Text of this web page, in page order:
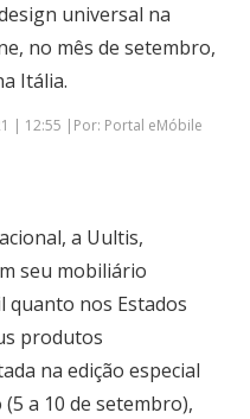
universal na
no mês de setembro,
Itália.
| 12:55 |Por: Portal eMóbile
a Uultis,
seu mobiliário
quanto nos Estados
produtos
na edição especial
a 10 de setembro),